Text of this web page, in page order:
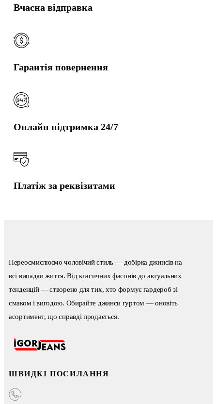
Вчасна відправка
Гарантія повернення
Онлайн підтримка 24/7
Платіж за реквізитами
Переосмислюємо чоловічий стиль — добірка джинсів на
всі випадки життя. Від класичних фасонів до актуальних
тенденцій — створено для тих, хто формує гардероб зі
смаком і вигодою. Обирайте джинси гуртом — оновіть
асортимент, що справді продається.
ШВИДКІ ПОСИЛАННЯ